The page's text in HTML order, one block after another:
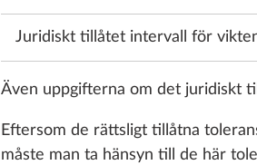
Juridiskt tillåtet intervall för
Även uppgifterna om det juridiskt
Eftersom de rättsligt tillåtna
måste man ta hänsyn till de här